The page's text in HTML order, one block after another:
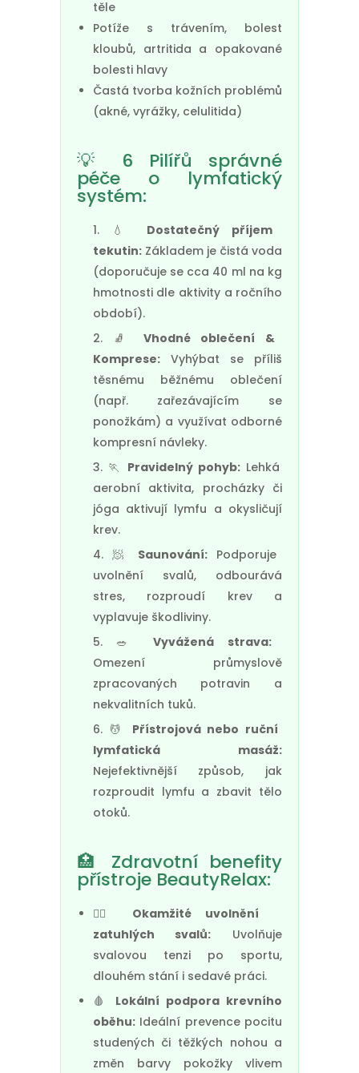
těle
Potíže s trávením, bolest
kloubů, artritida a opakované
bolesti hlavy
Častá tvorba kožních problémů
(akné, vyrážky, celulitida)
💡 6 Pilířů správné
péče o lymfatický
systém:
💧 Dostatečný příjem
tekutin:Základem je čistá voda
(doporučuje se cca 40 ml na kg
hmotnosti dle aktivity a ročního
období).
🧦 Vhodné oblečení &
Komprese:Vyhýbat se příliš
těsnému běžnému oblečení
(např. zařezávajícím se
ponožkám) a využívat odborné
kompresní návleky.
🏃 Pravidelný pohyb: Lehká
aerobní aktivita, procházky či
jóga aktivují lymfu a okysličují
krev.
🧖 Saunování: Podporuje
uvolnění svalů, odbourává
stres, rozproudí krev a
vyplavuje škodliviny.
🥗 Vyvážená strava:
Omezení průmyslově
zpracovaných potravin a
nekvalitních tuků.
💆 Přístrojová nebo ruční
lymfatická masáž:
Nejefektivnější způsob, jak
rozproudit lymfu a zbavit tělo
otoků.
🏥 Zdravotní benefity
přístroje BeautyRelax:
🏃‍♂️ Okamžité uvolnění
zatuhlých svalů: Uvolňuje
svalovou tenzi po sportu,
dlouhém stání i sedavé práci.
🩸 Lokální podpora krevního
oběhu:Ideální prevence pocitu
studených či těžkých nohou a
změn barvy pokožky vlivem